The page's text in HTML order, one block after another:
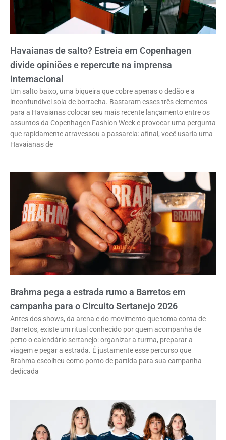
Havaianas de salto? Estreia em Copenhagen
divide opiniões e repercute na imprensa
internacional
Um salto baixo, uma biqueira que cobre apenas o dedão e a
inconfundível sola de borracha. Bastaram esses três elementos
para a Havaianas colocar seu mais recente lançamento entre os
assuntos da Copenhagen Fashion Week e provocar uma pergunta
que rapidamente atravessou a passarela: afinal, você usaria uma
Havaianas de
Brahma pega a estrada rumo a Barretos em
campanha para o Circuito Sertanejo 2026
Antes dos shows, da arena e do movimento que toma conta de
Barretos, existe um ritual conhecido por quem acompanha de
perto o calendário sertanejo: organizar a turma, preparar a
viagem e pegar a estrada. É justamente esse percurso que
Brahma escolheu como ponto de partida para sua campanha
dedicada